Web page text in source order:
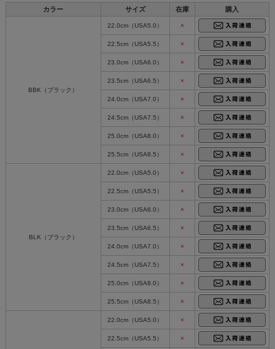
カラー サイズ 在庫 購入
BBK（ブラック）
22.0cm（USA5.0） ×
22.5cm（USA5.5） ×
23.0cm（USA6.0） ×
23.5cm（USA6.5） ×
24.0cm（USA7.0） ×
24.5cm（USA7.5） ×
25.0cm（USA8.0） ×
25.5cm（USA8.5） ×
BLK（ブラック）
22.0cm（USA5.0） ×
22.5cm（USA5.5） ×
23.0cm（USA6.0） ×
23.5cm（USA6.5） ×
24.0cm（USA7.0） ×
24.5cm（USA7.5） ×
25.0cm（USA8.0） ×
25.5cm（USA8.5） ×
22.0cm（USA5.0） ×
22.5cm（USA5.5） ×